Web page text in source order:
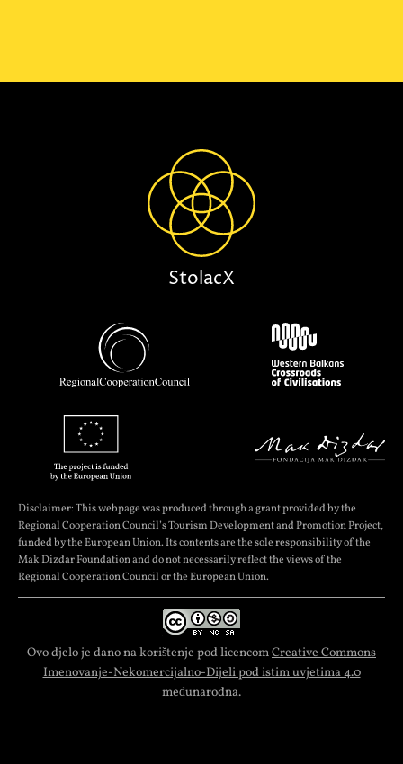
StolacX
Disclaimer: This webpage was produced through a grant provided by the
Regional Cooperation Council’s Tourism Development and Promotion Project,
funded by the European Union. Its contents are the sole responsibility of the
Mak Dizdar Foundation and do not necessarily reflect the views of the
Regional Cooperation Council or the European Union.
Ovo djelo je dano na korištenje pod licencomCreative Commons
Imenovanje-Nekomercijalno-Dijeli pod istim uvjetima 4.0
međunarodna.